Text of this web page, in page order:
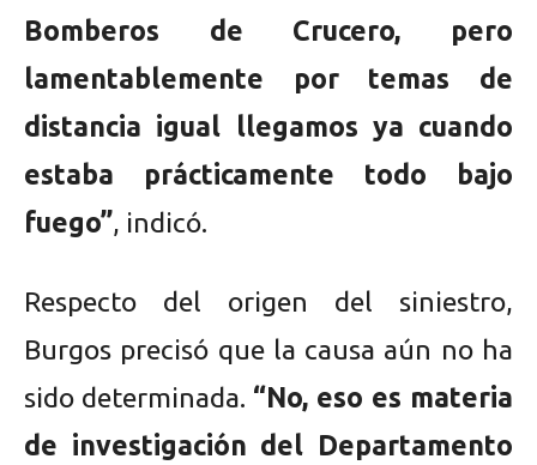
Bomberos de Crucero, pero
lamentablemente por temas de
distancia igual llegamos ya cuando
estaba prácticamente todo bajo
fuego”, indicó.
Respecto del origen del siniestro,
Burgos precisó que la causa aún no ha
sido determinada. “No, eso es materia
de investigación del Departamento